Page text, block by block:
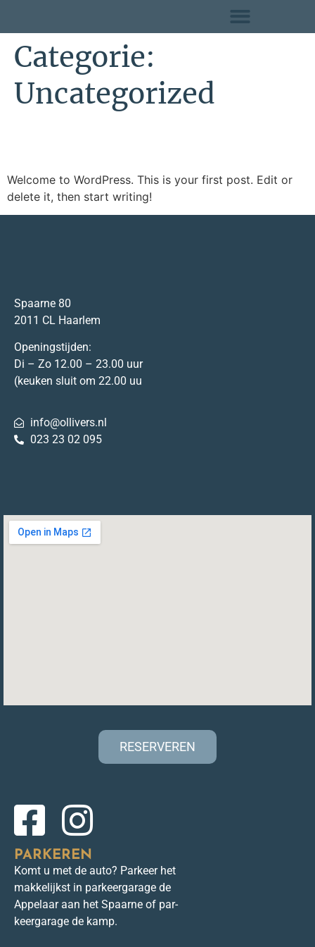
Categorie:
Uncategorized
Welcome to WordPress. This is your first post. Edit or
delete it, then start writing!
Spaarne 80
2011 CL Haarlem
Openingstijden:
Di – Zo 12.00 – 23.00 uur
(keuken sluit om 22.00 uu
info@ollivers.nl
023 23 02 095
RESERVEREN
PARKEREN
Komt u met de auto? Parkeer het
makkelijkst in parkeergarage de
Appelaar aan het Spaarne of par-
keergarage de kamp.